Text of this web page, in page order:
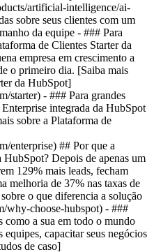
artificial-intelligence/ai-
sobre seus clientes com um
da equipe - ### Para
de Clientes Starter da
empresa em crescimento a
o primeiro dia. [Saiba mais
da HubSpot]
starter) - ### Para grandes
integrada da HubSpot
sobre a Plataforma de
enterprise) ## Por que a
Depois de apenas um
129% mais leads, fecham
melhoria de 37% nas taxas de
o que diferencia a solução
why-choose-hubspot) - ###
como a sua em todo o mundo
capacitar seus negócios
de caso]